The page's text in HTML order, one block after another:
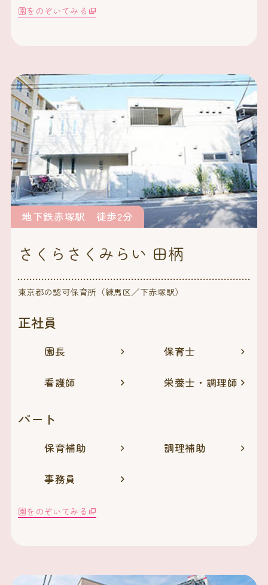
園をのぞいてみる
地下鉄赤塚駅 徒歩2分
さくらさくみらい 田柄
東京都の認可保育所（練馬区／下赤塚駅）
正社員
園長 保育士
看護師 栄養士・調理師
パート
保育補助 調理補助
事務員
園をのぞいてみる